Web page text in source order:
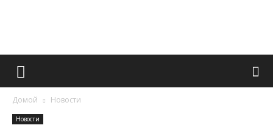
Французский
Домой Новости
Новости